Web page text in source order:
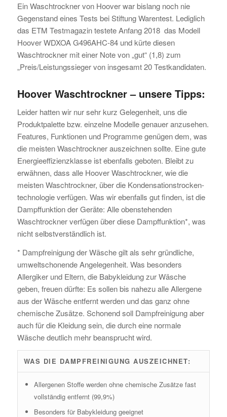
Ein Waschtrockner von Hoover war bislang noch nie
Gegenstand eines Tests bei Stiftung Warentest. Lediglich
das ETM Testmagazin testete Anfang 2018 das Modell
Hoover WDXOA G496AHC-84 und kürte diesen
Waschtrockner mit einer Note von „gut“ (1,8) zum
„Preis/Leistungssieger von insgesamt 20 Testkandidaten.
Hoover Waschtrockner – unsere Tipps:
Leider hatten wir nur sehr kurz Gelegenheit, uns die
Produktpalette bzw. einzelne Modelle genauer anzusehen.
Features, Funktionen und Programme genügen dem, was
die meisten Waschtrockner auszeichnen sollte. Eine gute
Energieeffizienzklasse ist ebenfalls geboten. Bleibt zu
erwähnen, dass alle Hoover Waschtrockner, wie die
meisten Waschtrockner, über die Kondensationstrocken-
technologie verfügen. Was wir ebenfalls gut finden, ist die
Dampffunktion der Geräte: Alle obenstehenden
Waschtrockner verfügen über diese Dampffunktion*, was
nicht selbstverständlich ist.
* Dampfreinigung der Wäsche gilt als sehr gründliche,
umweltschonende Angelegenheit. Was besonders
Allergiker und Eltern, die Babykleidung zur Wäsche
geben, freuen dürfte: Es sollen bis nahezu alle Allergene
aus der Wäsche entfernt werden und das ganz ohne
chemische Zusätze. Schonend soll Dampfreinigung aber
auch für die Kleidung sein, die durch eine normale
Wäsche deutlich mehr beansprucht wird.
WAS DIE DAMPFREINIGUNG AUSZEICHNET:
Allergenen Stoffe werden ohne chemische Zusätze fast
vollständig entfernt (99,9%)
Besonders für Babykleidung geeignet